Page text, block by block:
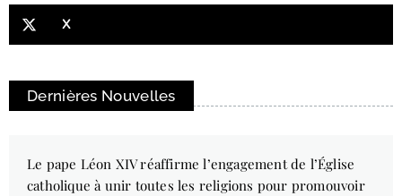
X
Dernières Nouvelles
Le pape Léon XIV réaffirme l’engagement de l’Église
catholique à unir toutes les religions pour promouvoir